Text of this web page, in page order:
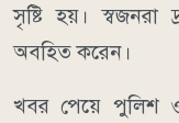
সৃষ্টি হয়। স্বজনরা
অবহিত করেন।
খবর পেয়ে পুলিশ